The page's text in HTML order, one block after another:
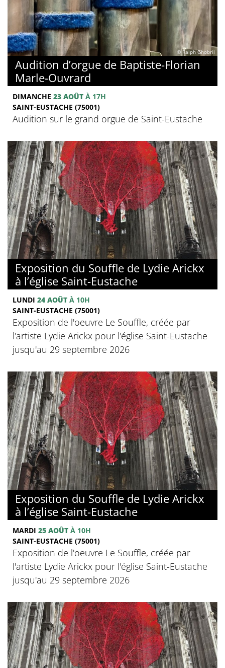
© Ralph Ghobril
Audition d’orgue de Baptiste-Florian
Marle-Ouvrard
DIMANCHE 23 AOÛT À 17H
SAINT-EUSTACHE (75001)
Audition sur le grand orgue de Saint-Eustache
Exposition du Souffle de Lydie Arickx
à l’église Saint-Eustache
LUNDI 24 AOÛT À 10H
SAINT-EUSTACHE (75001)
Exposition de l'oeuvre Le Souffle, créée par
l'artiste Lydie Arickx pour l'église Saint-Eustache
jusqu'au 29 septembre 2026
Exposition du Souffle de Lydie Arickx
à l’église Saint-Eustache
MARDI 25 AOÛT À 10H
SAINT-EUSTACHE (75001)
Exposition de l'oeuvre Le Souffle, créée par
l'artiste Lydie Arickx pour l'église Saint-Eustache
jusqu'au 29 septembre 2026